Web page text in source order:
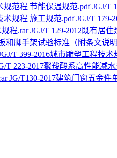
JGJ/T
JGJ/T 179-
JGJ/T 129-2012既有居
T 399-2016城市雕塑工程技术
T 223-2017聚羧酸系高性能减水
JG/T130-2017建筑门窗五金件